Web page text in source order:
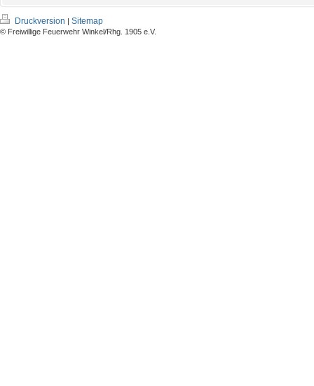
Druckversion | Sitemap
© Freiwillige Feuerwehr Winkel/Rhg. 1905 e.V.